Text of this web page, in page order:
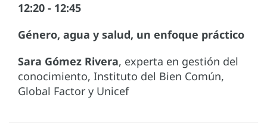
12:20 - 12:45
Género, agua y salud, un enfoque práctico
Sara Gómez Rivera, experta en gestión del
conocimiento, Instituto del Bien Común,
Global Factor y Unicef